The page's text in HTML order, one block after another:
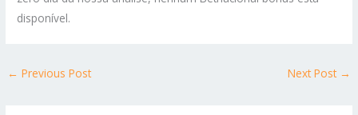
disponível.
← Previous Post Next Post →